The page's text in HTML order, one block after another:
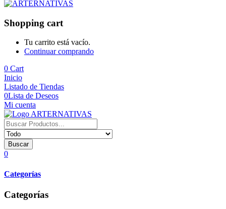
Shopping cart
Tu carrito está vacío.
Continuar comprando
0 Cart
Inicio
Listado de Tiendas
0Lista de Deseos
Mi cuenta
Buscar
0
Categorías
Categorías